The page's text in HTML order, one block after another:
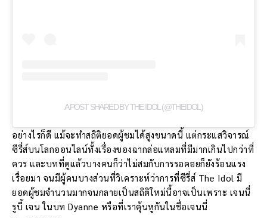
A POST SHARED BY THE IDOL (@THEIDOL)
อย่างไรก็ดี แม้จะทำสถิติยอดผู้ชมได้สูงขนาดนี้ แต่กระแสวิจารณ์
ซีรี่ส์บนโลกออนไลน์ทั้งเรื่องของฉากล่อแหลมที่มีมากเกินไปกว่าที่
ควร และบทที่ดูแล้วบางคนก็ว่าไม่สมกับการรอคอยก็ยังร้อนแรง
เรื่อยมา จนมีผู้คนบางส่วนที่วิเคราะห์ว่าการที่ซีรี่ส์ The Idol มี
ยอดผู้ชมจำนวนมากจนกลายเป็นสถิติใหม่นี้อาจเป็นเพราะ เจนนี่
รูบี้ เจน ในบท Dyanne หรือที่เราคุ้นหูกันในชื่อเจนนี่